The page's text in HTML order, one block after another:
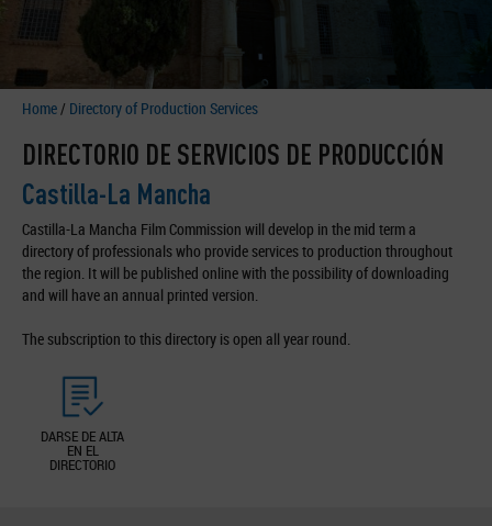
Home/ Directory of Production Services
DIRECTORIO DE SERVICIOS DE PRODUCCIÓN
Castilla-La Mancha
Castilla-La Mancha Film Commission will develop in the mid term a
directory of professionals who provide services to production throughout
the region. It will be published online with the possibility of downloading
and will have an annual printed version.
The subscription to this directory is open all year round.
DARSE DE ALTA
EN EL
DIRECTORIO